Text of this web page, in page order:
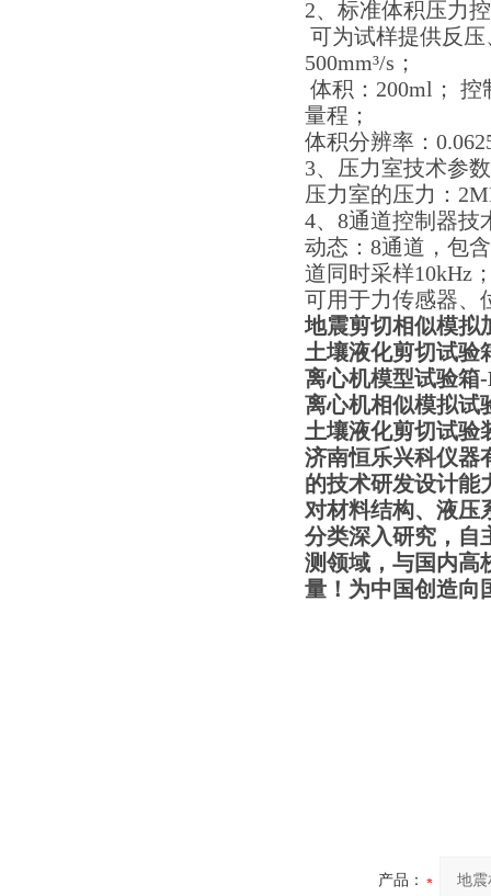
2、标准体积压力
可为试样提供反
500mm³/s；
体积：200ml； 控
量程；
体积分辨率：
3、压力室技术参
压力室的压力：
4、8通道控制器技
动态：8通道，包
道同时采样10kHz
可用于力传感器、
地震剪切相似模拟
土壤液化剪切试验
离心机模型试验箱
离心机相似模拟试
土壤液化剪切试验
济南恒乐兴科仪器
的技术研发设计能
对材料结构、液压
分类深入研究，自
测领域，与国内高
量！为中国创造向
产品：